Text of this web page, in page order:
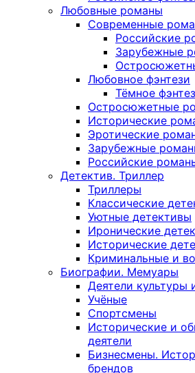
Любовные романы
Современные
Российские
Зарубежные
Любовное фэнтези
Тёмное
Остросюжетные
Исторические
Эротические
Зарубежные
Российские
Детектив. Триллер
Триллеры
Классические
Уютные детективы
Иронические
Исторические
Криминальные и
Биографии. Мемуары
Деятели культуры
Учёные
Спортсмены
Исторические и
деятели
Бизнесмены.
брендов